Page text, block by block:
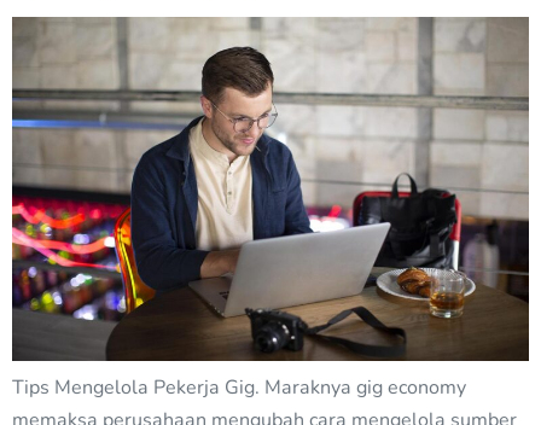
Tips Mengelola Pekerja Gig. Maraknya gig economy